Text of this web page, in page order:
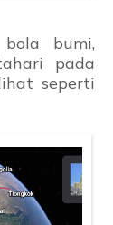
bumi,
pada
seperti